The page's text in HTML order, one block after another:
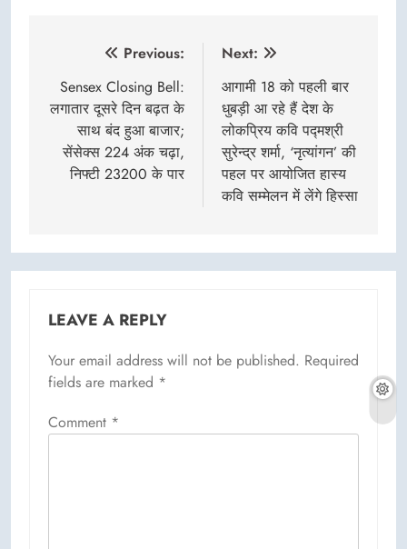
navigation
Previous:
Sensex Closing Bell:
लगातार दूसरे दिन बढ़त के
साथ बंद हुआ बाजार;
सेंसेक्स 224 अंक चढ़ा,
निफ्टी 23200 के पार
Next:
आगामी 18 को पहली बार
धुबड़ी आ रहे हैं देश के
लोकप्रिय कवि पद्मश्री
सुरेन्द्र शर्मा, ‘नृत्यांगन’ की
पहल पर आयोजित हास्य
कवि सम्मेलन में लेंगे हिस्सा
LEAVE A REPLY
Your email address will not be published. Required
fields are marked *
Comment *